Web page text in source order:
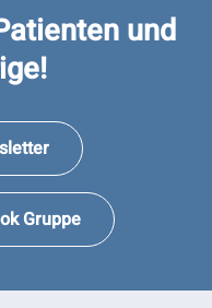
und
Gruppe